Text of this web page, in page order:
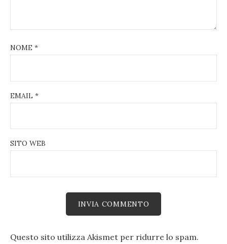
NOME *
EMAIL *
SITO WEB
Questo sito utilizza Akismet per ridurre lo spam.